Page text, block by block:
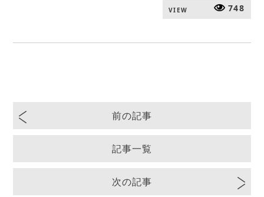
VIEW 748
前の記事
記事一覧
次の記事